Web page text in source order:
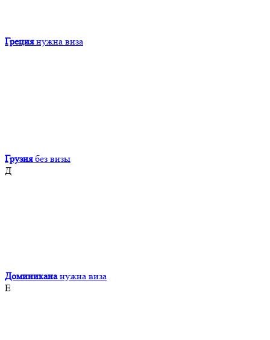
Греция нужна виза
Грузия без визы
Д
Доминикана нужна виза
Е